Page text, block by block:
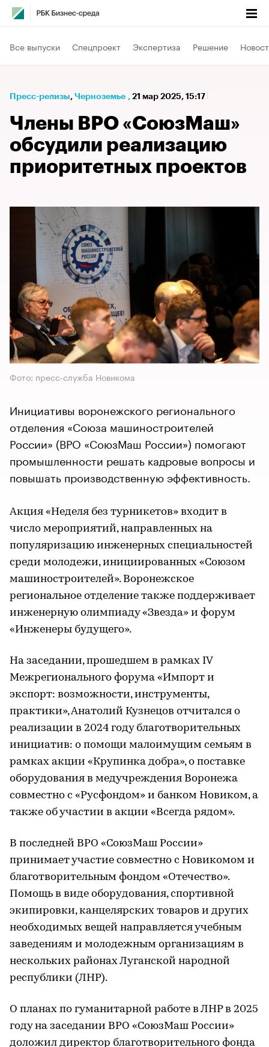
Все выпуски Спецпроект Экспертиза Решение
Пресс-релизы⁠, Черноземье , 21 мар 2025, 15:17
Члены ВРО «СоюзМаш»
обсудили реализацию
приоритетных проектов
Фото: пресс-служба Новикома
Инициативы воронежского регионального
отделения «Союза машиностроителей
России» (ВРО «СоюзМаш России») помогают
промышленности решать кадровые вопросы и
повышать производственную эффективность.
Акция «Неделя без турникетов» входит в
число мероприятий, направленных на
популяризацию инженерных специальностей
среди молодежи, инициированных «Союзом
машиностроителей». Воронежское
региональное отделение также поддерживает
инженерную олимпиаду «Звезда» и форум
«Инженеры будущего».
На заседании, прошедшем в рамках IV
Межрегионального форума «Импорт и
экспорт: возможности, инструменты,
практики», Анатолий Кузнецов отчитался о
реализации в 2024 году благотворительных
инициатив: о помощи малоимущим семьям в
рамках акции «Крупинка добра», о поставке
оборудования в медучреждения Воронежа
совместно с «Русфондом» и банком Новиком, а
также об участии в акции «Всегда рядом».
В последней ВРО «СоюзМаш России»
принимает участие совместно с Новикомом и
благотворительным фондом «Отечество».
Помощь в виде оборудования, спортивной
экипировки, канцелярских товаров и других
необходимых вещей направляется учебным
заведениям и молодежным организациям в
нескольких районах Луганской народной
республики (ЛНР).
О планах по гуманитарной работе в ЛНР в 2025
году на заседании ВРО «СоюзМаш России»
доложил директор благотворительного фонда